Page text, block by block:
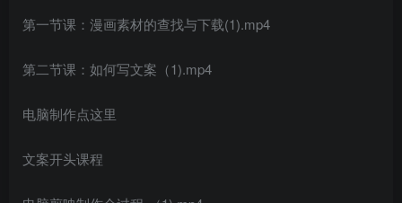
第一节课：漫画素材的查找与下载(1).mp4
第二节课：如何写文案（1).mp4
电脑制作点这里
文案开头课程